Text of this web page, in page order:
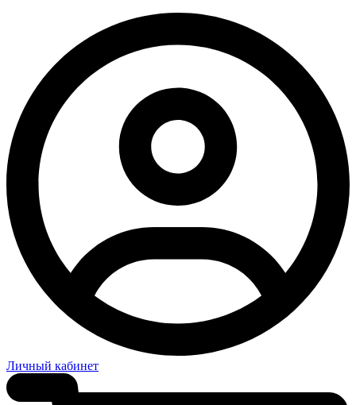
Личный кабинет